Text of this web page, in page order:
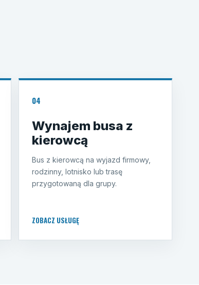
04
Wynajem busa z
kierowcą
Bus z kierowcą na wyjazd firmowy,
rodzinny, lotnisko lub trasę
przygotowaną dla grupy.
ZOBACZ USŁUGĘ